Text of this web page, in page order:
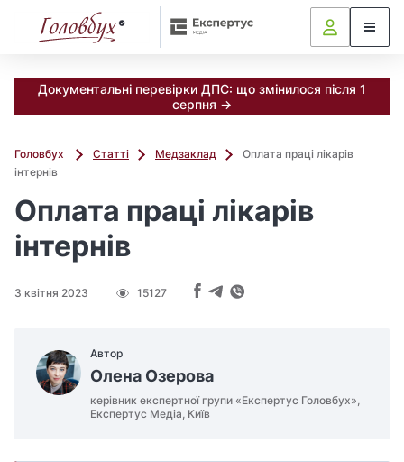
Документальні перевірки ДПС: що змінилося після 1
серпня →
Головбух Статті Медзаклад
Оплата праці лікарів
інтернів
Оплата праці лікарів
інтернів
3 квітня 2023 15127
Автор
Олена Озерова
керівник експертної групи «Експертус Головбух»,
Експертус Медіа, Київ